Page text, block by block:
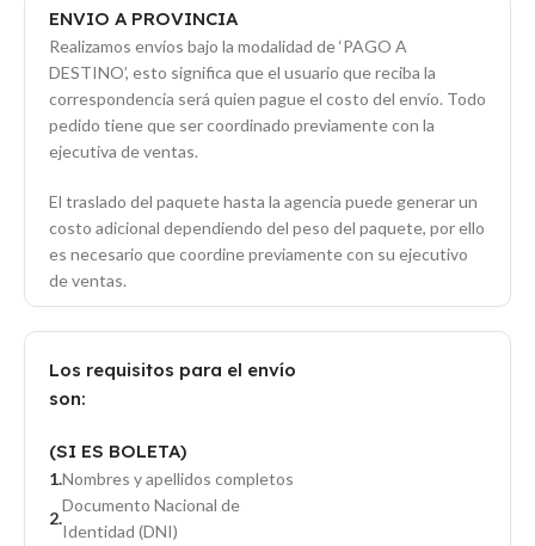
ENVIO A PROVINCIA
Realizamos envíos bajo la modalidad de ‘PAGO A
DESTINO’, esto significa que el usuario que reciba la
correspondencia será quien pague el costo del envío. Todo
pedido tiene que ser coordinado previamente con la
ejecutiva de ventas.
El traslado del paquete hasta la agencia puede generar un
costo adicional dependiendo del peso del paquete, por ello
es necesario que coordine previamente con su ejecutivo
de ventas.
Los requisitos para el envío
son:
(SI ES BOLETA)
Nombres y apellidos completos
Documento Nacional de
Identidad (DNI)